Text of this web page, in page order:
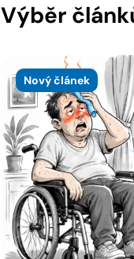
Výběr
Nový článek